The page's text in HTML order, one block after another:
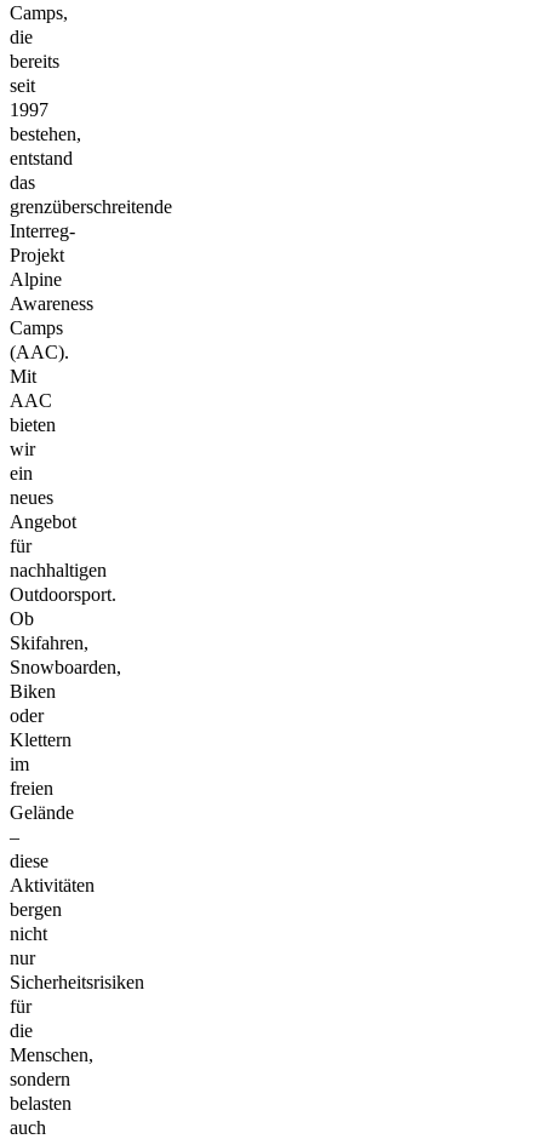
Camps,
die
bereits
seit
1997
bestehen,
entstand
das
grenzüberschreitende
Interreg-
Projekt
Alpine
Awareness
Camps
(AAC).
Mit
AAC
bieten
wir
ein
neues
Angebot
für
nachhaltigen
Outdoorsport.
Ob
Skifahren,
Snowboarden,
Biken
oder
Klettern
im
freien
Gelände
–
diese
Aktivitäten
bergen
nicht
nur
Sicherheitsrisiken
für
die
Menschen,
sondern
belasten
auch